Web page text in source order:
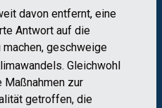
davon entfernt, eine
Antwort auf die
machen, geschweige
Gleichwohl
zur
getroffen, die